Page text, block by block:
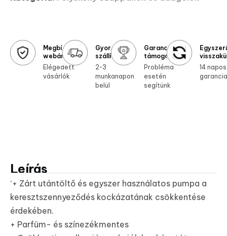
Megbízható
webáruház
Elégedett
vásárlók
Gyors
szállítás
2-3
munkanapon
belül
Garanciális
támogatás
Probléma
esetén
segítünk
14 napos
garancia
Leírás
‘+ Zárt utántöltő és egyszer használatos pumpa a
keresztszennyeződés kockázatának csökkentése
érdekében.
+ Parfüm- és színezékmentes